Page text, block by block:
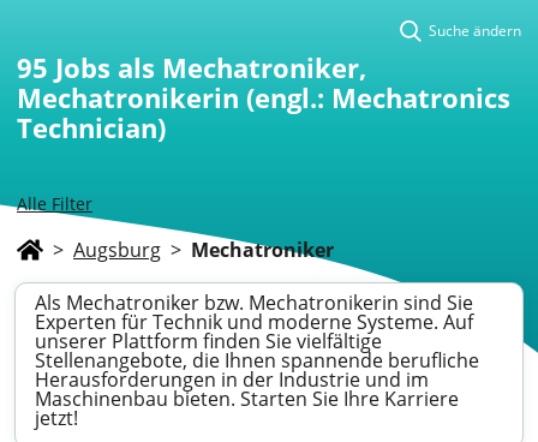
Alle Filter
Suche ändern
95 Jobs als Mechatroniker,
Mechatronikerin (engl.: Mechatronics
Technician)
> Augsburg > Mechatroniker
Als Mechatroniker bzw. Mechatronikerin sind Sie
Experten für Technik und moderne Systeme. Auf
unserer Plattform finden Sie vielfältige
Stellenangebote, die Ihnen spannende berufliche
Herausforderungen in der Industrie und im
Maschinenbau bieten. Starten Sie Ihre Karriere
jetzt!